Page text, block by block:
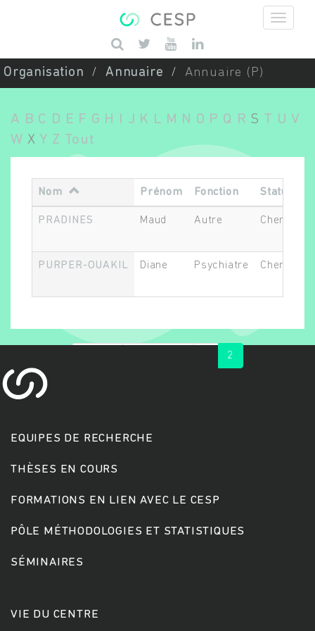
Saisissez vos mots-clés
Organisation Annuaire Annuaire (P)
A B C D E F G H J K L M N O P Q R S T U V
W X Y Z Tout
Nom Prénom Fonction Statut
PRADINES Maud Autre
PURPER-OUAKIL Diane Psychiatre
2
EQUIPES DE RECHERCHE
THÈSES EN COURS
FORMATIONS EN LIEN AVEC LE CESP
PÔLE MÉTHODOLOGIES ET STATISTIQUES
SÉMINAIRES
VIE DU CENTRE